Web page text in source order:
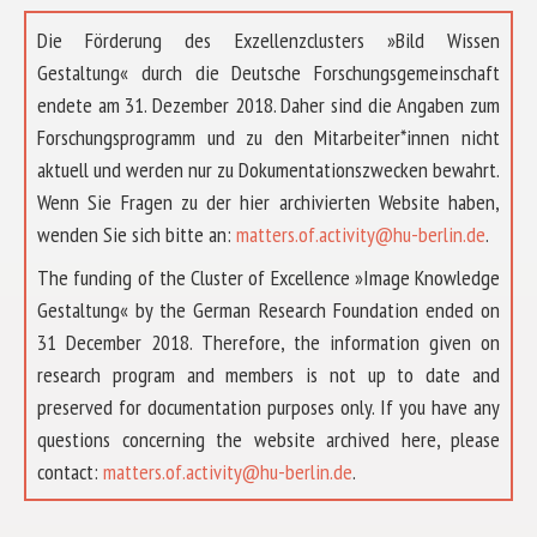
Die Förderung des Exzellenzclusters »Bild Wissen
Gestaltung« durch die Deutsche Forschungsgemeinschaft
endete am 31. Dezember 2018. Daher sind die Angaben zum
Forschungsprogramm und zu den Mitarbeiter*innen nicht
aktuell und werden nur zu Dokumentationszwecken bewahrt.
Wenn Sie Fragen zu der hier archivierten Website haben,
wenden Sie sich bitte an: matters.of.activity@hu-berlin.de.
The funding of the Cluster of Excellence »Image Knowledge
Gestaltung« by the German Research Foundation ended on
31 December 2018. Therefore, the information given on
research program and members is not up to date and
preserved for documentation purposes only. If you have any
questions concerning the website archived here, please
contact: matters.of.activity@hu-berlin.de.
ÜBER UNS